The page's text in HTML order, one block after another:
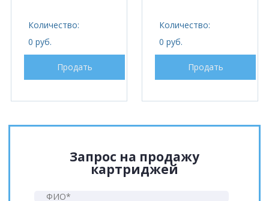
Количество:
0 руб.
Продать
Количество:
0 руб.
Продать
Запрос на продажу
картриджей